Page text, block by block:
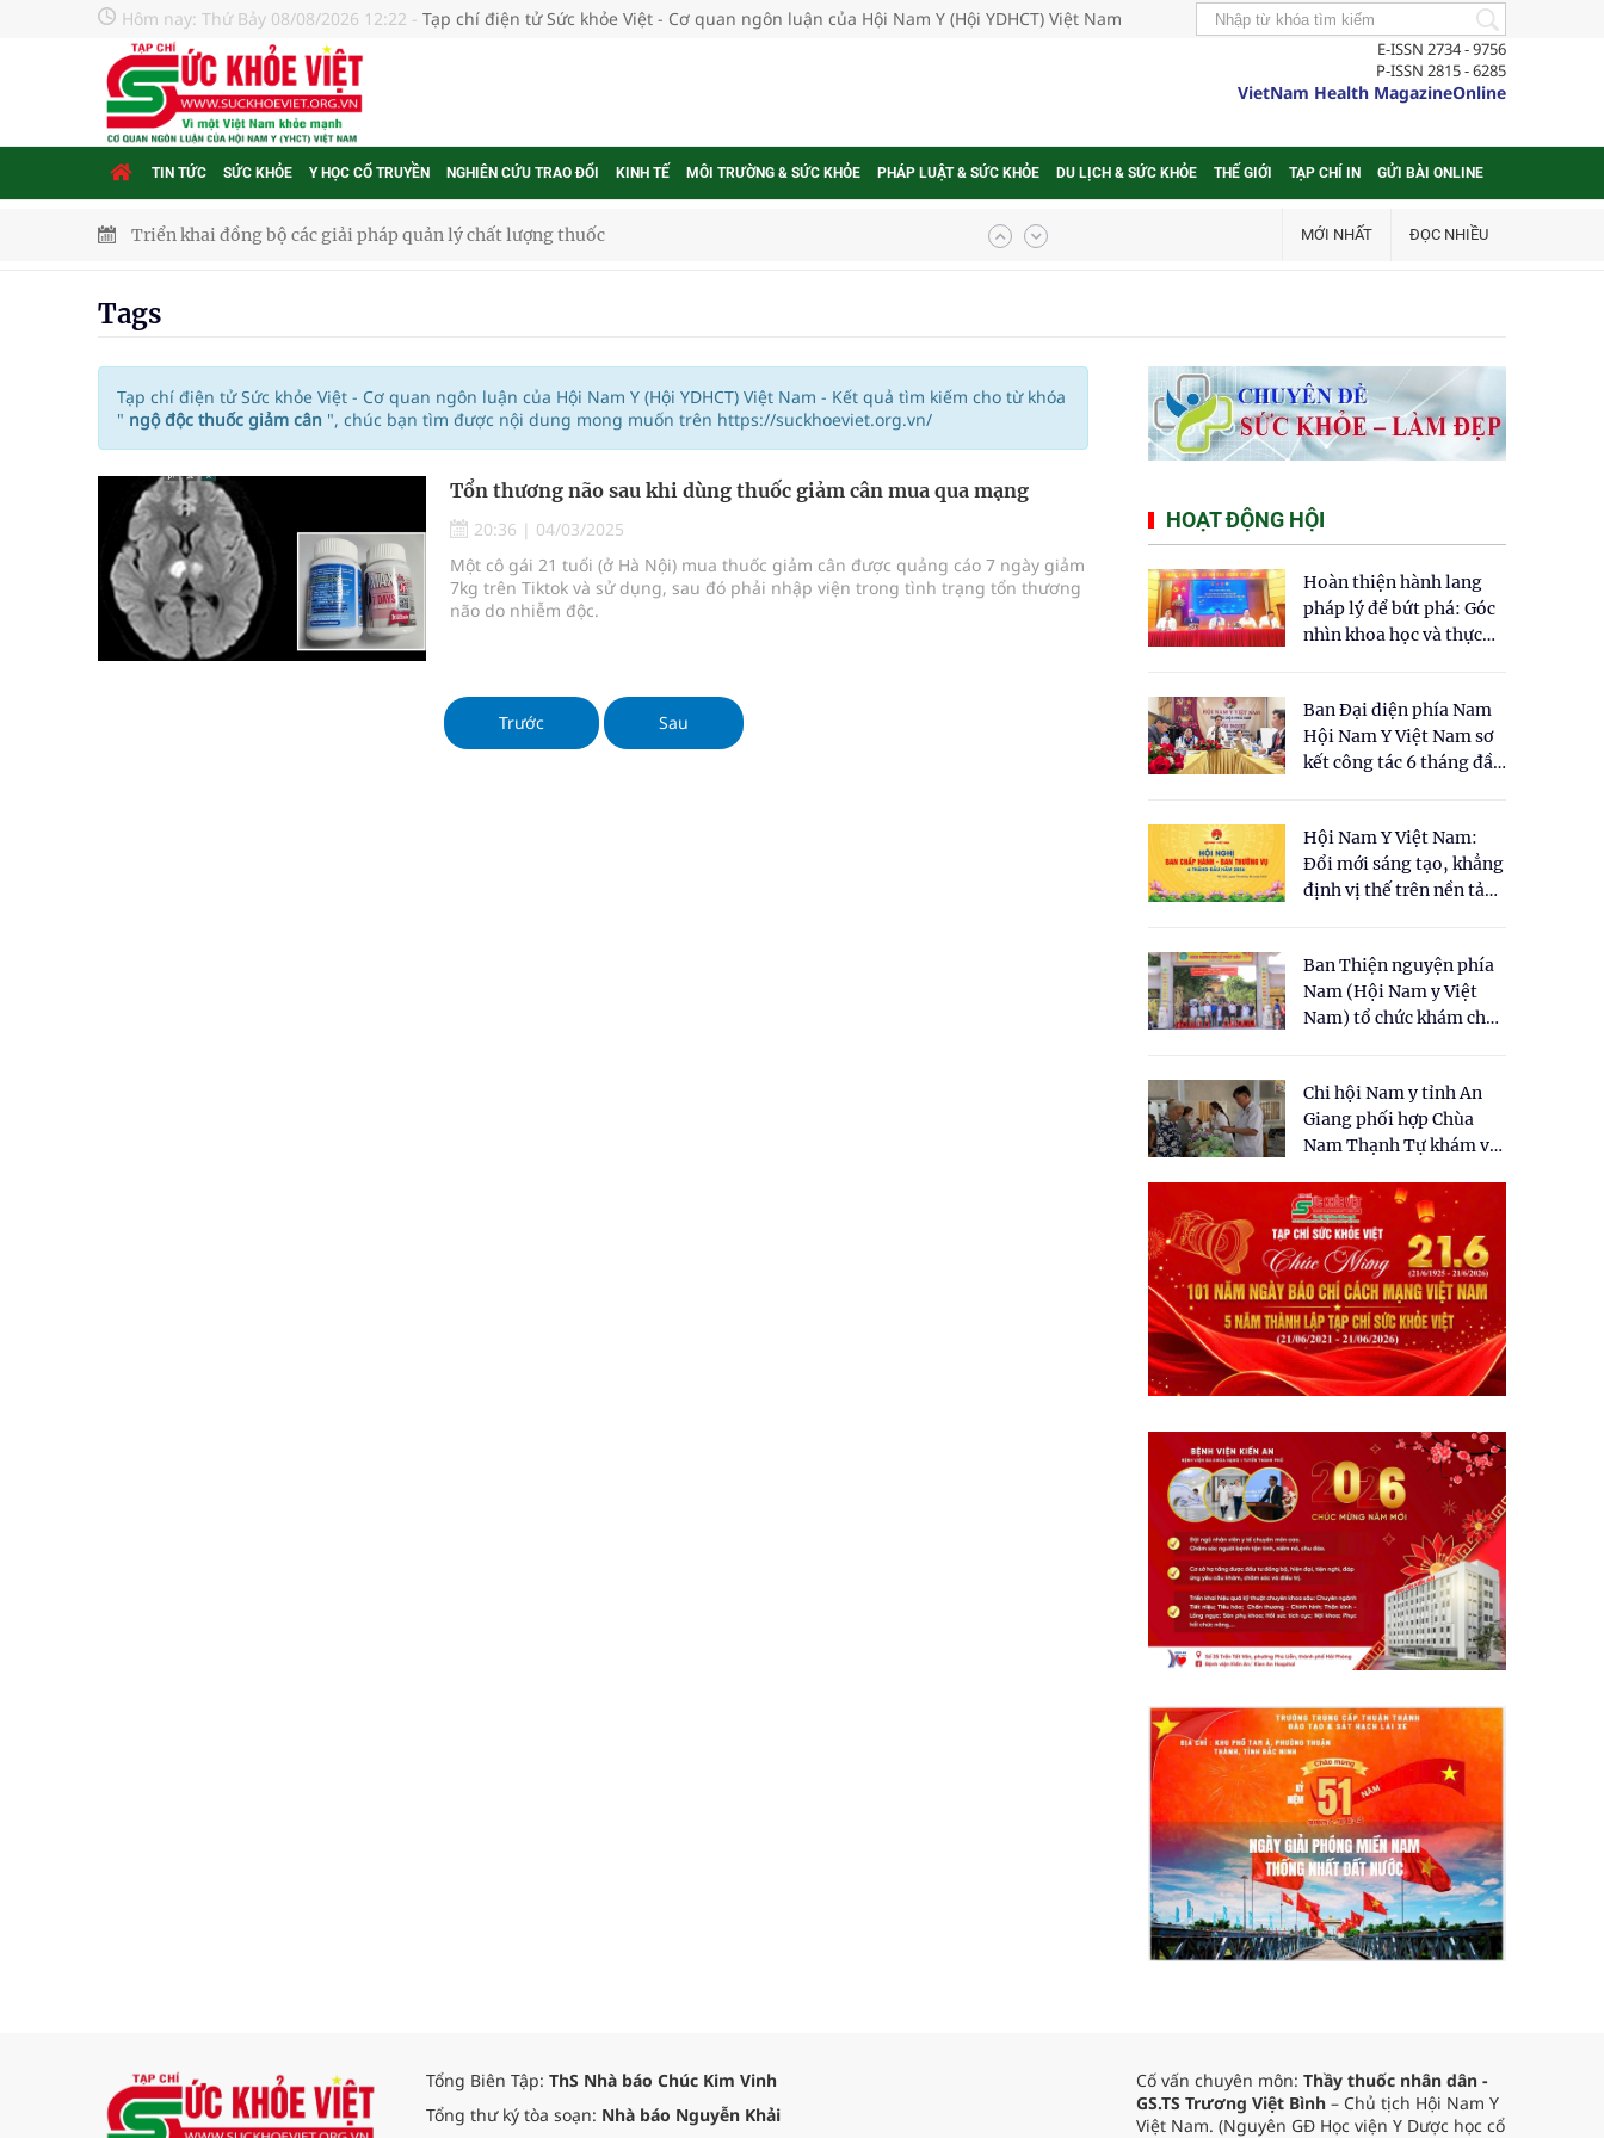
Hôm nay: Thứ Bảy 08/08/2026 12:22 - Tạp chí điện tử Sức khỏe Việt - Cơ quan ngôn luận của Hội Nam Y (Hội YDHCT) Việt Nam
E-ISSN 2734 - 9756
P-ISSN 2815 - 6285
VietNam Health MagazineOnline
TIN TỨC SỨC KHỎE Y HỌC CỔ TRUYỀN NGHIÊN CỨU TRAO ĐỔI KINH TẾ MÔI TRƯỜNG & SỨC KHỎE PHÁP LUẬT & SỨC KHỎE DU LỊCH & SỨC KHỎE THẾ GIỚI TẠP CHÍ IN GỬI BÀI ONLINE
Triển khai đồng bộ các giải pháp quản lý chất lượng thuốc
Cách âm nhạc trị liệu được “đo ni đóng giày”
Tổng hợp những cách trị thâm body nách, bẹn, mông cực hiệu quả
Tỷ lệ tật khúc xạ ở trẻ gia tăng: Khuyến nghị của chuyên gia
Nhiều lợi thế để nâng chất lượng y tế
Vương Thành Công: Khi việc học bắt đầu từ trải nghiệm thực tế
Chấn chỉnh hoạt động kinh doanh dược liệu
Giải pháp nâng cao thị lực thời hiện đại
MỚI NHẤT ĐỌC NHIỀU
Tags
Tạp chí điện tử Sức khỏe Việt - Cơ quan ngôn luận của Hội Nam Y (Hội YDHCT) Việt Nam - Kết quả tìm kiếm cho từ khóa
" ngộ độc thuốc giảm cân ", chúc bạn tìm được nội dung mong muốn trên https://suckhoeviet.org.vn/
Tổn thương não sau khi dùng thuốc giảm cân mua qua mạng
20:36 | 04/03/2025
Một cô gái 21 tuổi (ở Hà Nội) mua thuốc giảm cân được quảng cáo 7 ngày giảm
7kg trên Tiktok và sử dụng, sau đó phải nhập viện trong tình trạng tổn thương
não do nhiễm độc.
Trước Sau
HOẠT ĐỘNG HỘI
Hoàn thiện hành lang
pháp lý để bứt phá: Góc
nhìn khoa học và thực
cho Luật Y dược cổ
truyền Việt Nam"
Ban Đại diện phía Nam
Hội Nam Y Việt Nam sơ
kết công tác 6 tháng đầu
Hội Nam Y Việt Nam:
Đổi mới sáng tạo, khẳng
định vị thế trên nền tảng
Ban Thiện nguyện phía
Nam (Hội Nam y Việt
Nam) tổ chức khám chữa
dân tại xã Tân Tập
Chi hội Nam y tỉnh An
Giang phối hợp Chùa
Nam Thạnh Tự khám và
nhân dân
Tổng Biên Tập: ThS Nhà báo Chúc Kim Vinh
Tổng thư ký tòa soạn: Nhà báo Nguyễn Khải
Cố vấn chuyên môn: Thầy thuốc nhân dân -
GS.TS Trương Việt Bình – Chủ tịch Hội Nam Y
Việt Nam. (Nguyên GĐ Học viện Y Dược học cổ